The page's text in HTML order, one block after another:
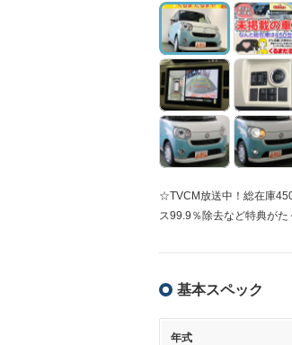
☆TVCM放送中！総在庫
ス99.9％除去など特典がた
基本スペック
年式